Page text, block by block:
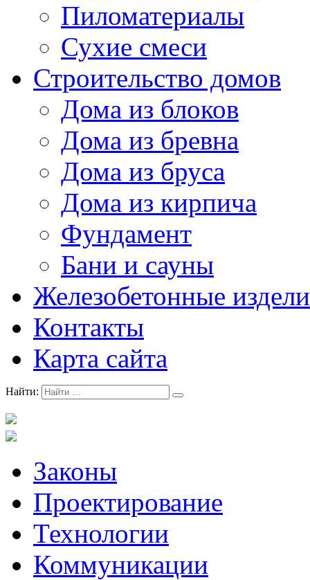
Пиломатериалы
Сухие смеси
Строительство домов
Дома из блоков
Дома из бревна
Дома из бруса
Дома из кирпича
Фундамент
Бани и сауны
Железобетонные
Контакты
Карта сайта
Найти:
Законы
Проектирование
Технологии
Коммуникации